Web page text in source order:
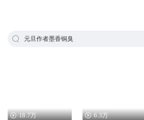
元旦作者墨香铜臭
18.7万 6.3万